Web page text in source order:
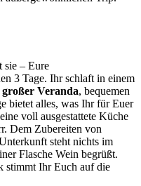
sie – Eure
3 Tage. Ihr schlaft in einem
Veranda, bequemen
bietet alles, was Ihr für Euer
voll ausgestattete Küche
Dem Zubereiten von
steht nichts im
Flasche Wein begrüßt.
stimmt Ihr Euch auf die